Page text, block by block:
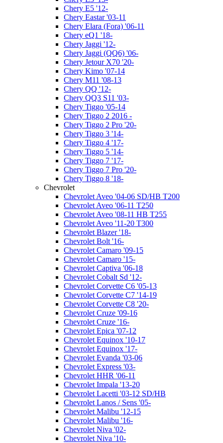
Chery E5 '12-
Chery Eastar '03-11
Chery Elara (Fora) '06-11
Chery eQ1 '18-
Chery Jaggi '12-
Chery Jaggi (QQ6) '06-
Chery Jetour X70 '20-
Chery Kimo '07-14
Chery M11 '08-13
Chery QQ '12-
Chery QQ3 S11 '03-
Chery Tiggo '05-14
Chery Tiggo 2 2016 -
Chery Tiggo 2 Pro '20-
Chery Tiggo 3 '14-
Chery Tiggo 4 '17-
Chery Tiggo 5 '14-
Chery Tiggo 7 '17-
Chery Tiggo 7 Pro '20-
Chery Tiggo 8 '18-
Chevrolet
Chevrolet Aveo '04-06 SD/HB T200
Chevrolet Aveo '06-11 T250
Chevrolet Aveo '08-11 HB T255
Chevrolet Aveo '11-20 T300
Chevrolet Blazer '18-
Chevrolet Bolt '16-
Chevrolet Camaro '09-15
Chevrolet Camaro '15-
Chevrolet Captiva '06-18
Chevrolet Cobalt Sd '12-
Chevrolet Corvette C6 '05-13
Chevrolet Corvette C7 '14-19
Chevrolet Corvette C8 '20-
Chevrolet Cruze '09-16
Chevrolet Cruze '16-
Chevrolet Epica '07-12
Chevrolet Equinox '10-17
Chevrolet Equinox '17-
Chevrolet Evanda '03-06
Chevrolet Express '03-
Chevrolet HHR '06-11
Chevrolet Impala '13-20
Chevrolet Lacetti '03-12 SD/HB
Chevrolet Lanos / Sens '05-
Chevrolet Malibu '12-15
Chevrolet Malibu '16-
Chevrolet Niva '02-
Chevrolet Niva '10-